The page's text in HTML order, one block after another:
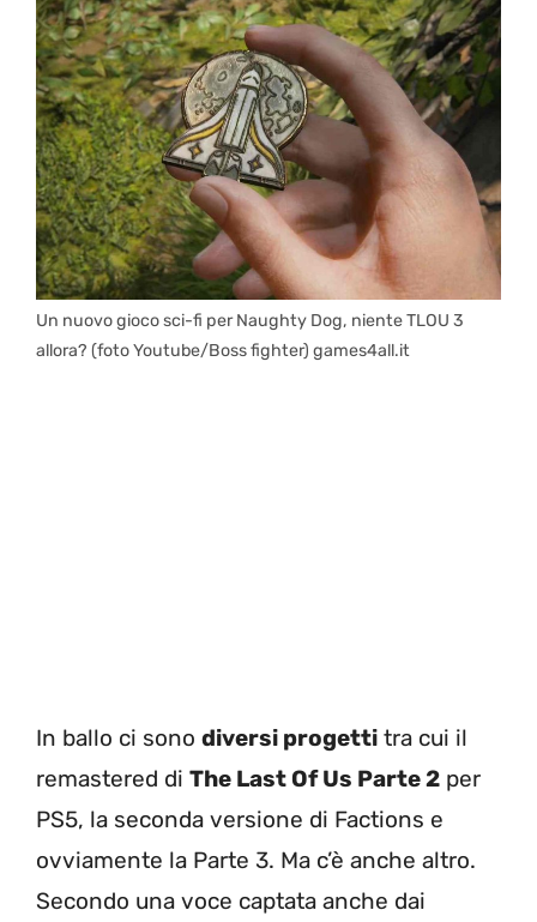
Un nuovo gioco sci-fi per Naughty Dog, niente TLOU 3
allora? (foto Youtube/Boss fighter) games4all.it
In ballo ci sono diversi progetti tra cui il
remastered di The Last Of Us Parte 2 per
PS5, la seconda versione di Factions e
ovviamente la Parte 3. Ma c’è anche altro.
Secondo una voce captata anche dai